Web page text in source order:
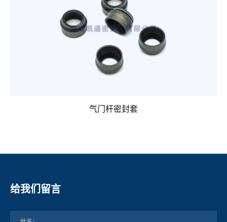
气门杆密封套
给我们留言